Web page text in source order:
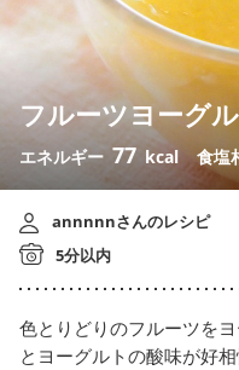
フルーツヨーグ
エネルギー 77 kcal 食塩
annnnnさんのレシピ
5分以内
色とりどりのフルーツを
とヨーグルトの酸味が好